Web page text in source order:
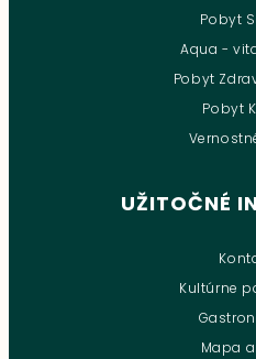
Pobyt
Aqua -
Pobyt
Pobyt
UŽITOČNÉ
Kultúrne
Mapa